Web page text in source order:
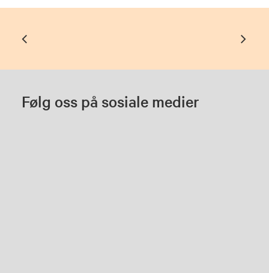
Følg oss på sosiale medier